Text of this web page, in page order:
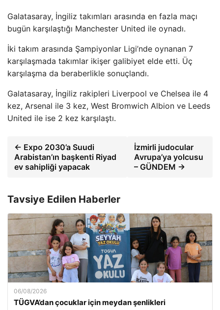
Galatasaray, İngiliz takımları arasında en fazla maçı
bugün karşılaştığı Manchester United ile oynadı.
İki takım arasında Şampiyonlar Ligi’nde oynanan 7
karşılaşmada takımlar ikişer galibiyet elde etti. Üç
karşılaşma da beraberlikle sonuçlandı.
Galatasaray, İngiliz rakipleri Liverpool ve Chelsea ile 4
kez, Arsenal ile 3 kez, West Bromwich Albion ve Leeds
United ile ise 2 kez karşılaştı.
← Expo 2030’a Suudi
Arabistan’ın başkenti Riyad
ev sahipliği yapacak
İzmirli judocular
Avrupa’ya yolcusu
– GÜNDEM →
Tavsiye Edilen Haberler
06/08/2026
TÜGVA’dan çocuklar için meydan şenlikleri